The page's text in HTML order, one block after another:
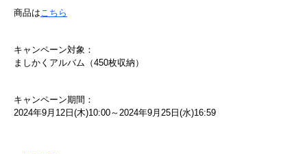
商品はこちら
キャンペーン対象：
ましかくアルバム（450枚収納）
キャンペーン期間：
2024年9月12日(木)10:00～2024年9月25日(水)16:59